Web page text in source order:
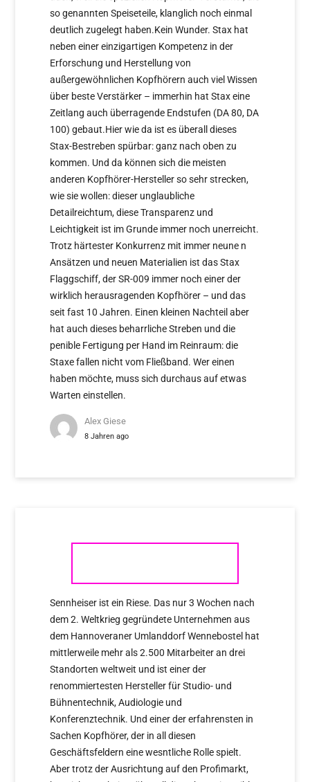
so genannten Speiseteile, klanglich noch einmal
deutlich zugelegt haben.Kein Wunder. Stax hat
neben einer einzigartigen Kompetenz in der
Erforschung und Herstellung von
außergewöhnlichen Kopfhörern auch viel Wissen
über beste Verstärker – immerhin hat Stax eine
Zeitlang auch überragende Endstufen (DA 80, DA
100) gebaut.Hier wie da ist es überall dieses
Stax-Bestreben spürbar: ganz nach oben zu
kommen. Und da können sich die meisten
anderen Kopfhörer-Hersteller so sehr strecken,
wie sie wollen: dieser unglaubliche
Detailreichtum, diese Transparenz und
Leichtigkeit ist im Grunde immer noch unerreicht.
Trotz härtester Konkurrenz mit immer neune n
Ansätzen und neuen Materialien ist das Stax
Flaggschiff, der SR-009 immer noch einer der
wirklich herausragenden Kopfhörer – und das
seit fast 10 Jahren. Einen kleinen Nachteil aber
hat auch dieses beharrliche Streben und die
penible Fertigung per Hand im Reinraum: die
Staxe fallen nicht vom Fließband. Wer einen
haben möchte, muss sich durchaus auf etwas
Warten einstellen.
Alex Giese
8 Jahren ago
Sennheiser ist ein Riese. Das nur 3 Wochen nach
dem 2. Weltkrieg gegründete Unternehmen aus
dem Hannoveraner Umlanddorf Wennebostel hat
mittlerweile mehr als 2.500 Mitarbeiter an drei
Standorten weltweit und ist einer der
renommiertesten Hersteller für Studio- und
Bühnentechnik, Audiologie und
Konferenztechnik. Und einer der erfahrensten in
Sachen Kopfhörer, der in all diesen
Geschäftsfeldern eine wesntliche Rolle spielt.
Aber trotz der Ausrichtung auf den Profimarkt,